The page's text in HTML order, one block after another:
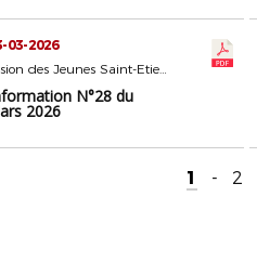
03-2026
16 - Commission des Jeunes Saint-Etienne
N°28 du
2026
1 - 2